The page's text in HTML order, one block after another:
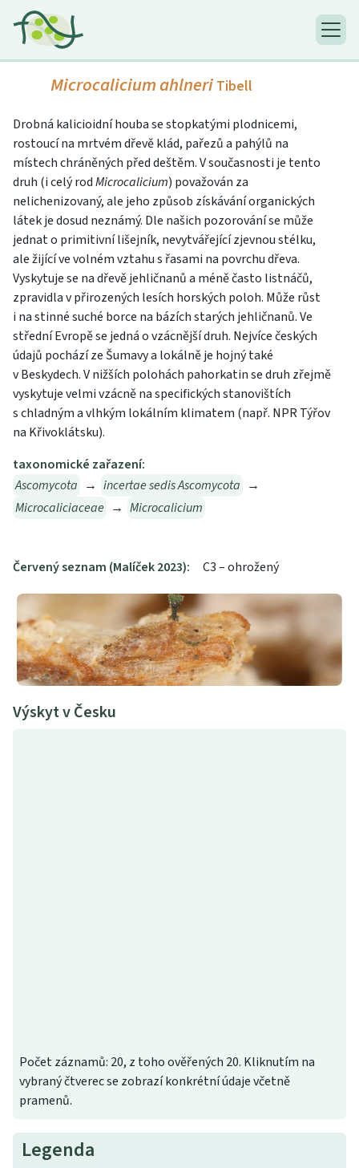
Microcalicium ahlneri Tibell
Drobná kalicioidní houba se stopkatými plodnicemi,
rostoucí na mrtvém dřevě klád, pařezů a pahýlů na
místech chráněných před deštěm. V současnosti je tento
druh (i celý rodMicrocalicium) považován za
nelichenizovaný, ale jeho způsob získávání organických
látek je dosud neznámý. Dle našich pozorování se může
jednat o primitivní lišejník, nevytvářející zjevnou stélku,
ale žijící ve volném vztahu s řasami na povrchu dřeva.
Vyskytuje se na dřevě jehličnanů a méně často listnáčů,
zpravidla v přirozených lesích horských poloh. Může růst
i na stinné suché borce na bázích starých jehličnanů. Ve
střední Evropě se jedná o vzácnější druh. Nejvíce českých
údajů pochází ze Šumavy a lokálně je hojný také
v Beskydech. V nižších polohách pahorkatin se druh zřejmě
vyskytuje velmi vzácně na specifických stanovištích
s chladným a vlhkým lokálním klimatem (např. NPR Týřov
na Křivoklátsku).
taxonomické zařazení:
Ascomycota → incertae sedis Ascomycota →
Microcaliciaceae → Microcalicium
Červený seznam (Malíček 2023): C3 – ohrožený
Výskyt v Česku
Počet záznamů: 20, z toho ověřených 20. Kliknutím na
vybraný čtverec se zobrazí konkrétní údaje včetně
pramenů.
Legenda